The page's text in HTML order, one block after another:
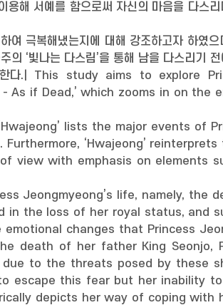
해 서예를 함으로써 자신의 마음을 다스
여 극복해냈는지에 대해 강조하고자 하였
‘빛나는 다스림’을 통해 남을 다스리기
한다.| This study aims to explore
As if Dead,’ which zooms in on the
lists the major events of
‘Hwajeong’ reinterprets
view with emphasis on elements
Jeongmyeong’s life, namely, the
the loss of her royal status, and
changes that Princess
death of her father King Seonjo,
to the threats posed by these
escape this fear but her inability
depicts her way of coping with